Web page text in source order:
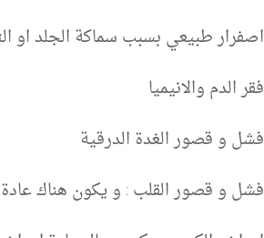
اصفرار طبيعي بسبب سماكة الجلد او
فقر الدم والانيميا
فشل و قصور الغدة الدرقية
فشل و قصور القلب : و يكون هناك